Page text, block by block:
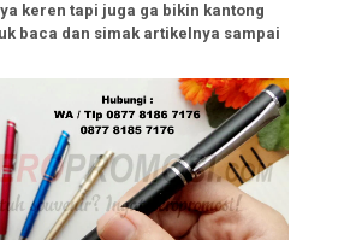
keren tapi juga ga bikin kantong
baca dan simak artikelnya sampai